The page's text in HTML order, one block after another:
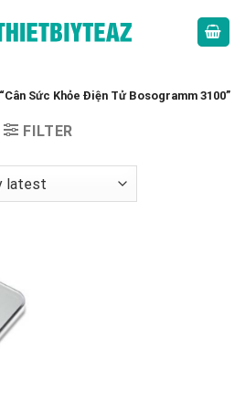
Sức Khỏe Điện Tử Bosogramm 3100”
FILTER